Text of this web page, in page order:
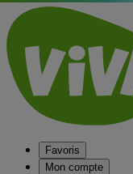
Favoris
Mon compte